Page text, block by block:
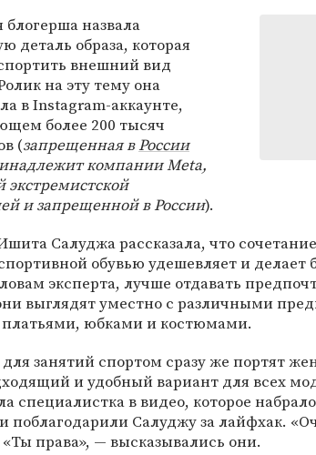
назвала
деталь образа, которая
внешний вид
на эту тему она
в Instagram-аккаунте,
более 200 тысяч
(запрещенная вРоссии
компании Meta,
экстремистской
и запрещенной в России).
Салуджа рассказала, что
обувью удешевляет и делает
эксперта, лучше отдавать
выглядят уместно с различными
юбками и костюмами.
для занятий спортом сразу же портят
и удобный вариант для всех
специалистка в видео, которое
поблагодарили Салуджу за лайфхак.
«Ты права», — высказывались они.